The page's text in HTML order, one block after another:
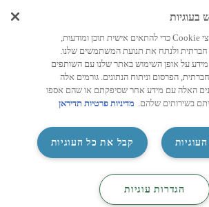
קטלוג
מיזוג
קטלוג
חשמל
אנחנו משתמשים בקובצי Cookie כדי להתאים אישית תוכן ומודעות,
חברתית ולנתח את תנועת המשתמשים שלנו.
על אופן השימוש באתר שלנו עם השותפים
הפרסום וניתוח הנתונים. גורמים אלה
האלה עם מידע אחר שסיפקתם או שהם אספו
בשירותים שלהם. מדיניות פרטיות תדיראן
קבל את כל העוגיות
‏הגדרות עוגיות